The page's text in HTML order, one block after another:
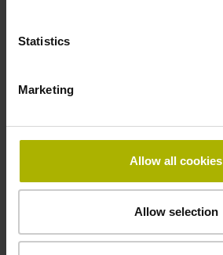
Statistics
Marketing
Allow all cookies
Allow selection
Verkürzungsfaktor 0 µm/m